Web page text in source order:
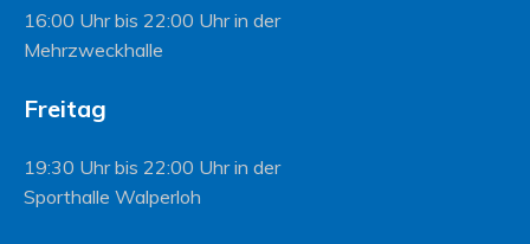
16:00 Uhr bis 22:00 Uhr in der
Mehrzweckhalle
Freitag
19:30 Uhr bis 22:00 Uhr in der
Sporthalle Walperloh